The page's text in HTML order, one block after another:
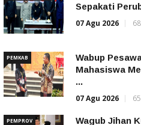
Sepakati
07 Agu 2026
PEMKAB
Wabup
Mahasiswa
...
07 Agu 2026
PEMPROV
Wagub Jihan